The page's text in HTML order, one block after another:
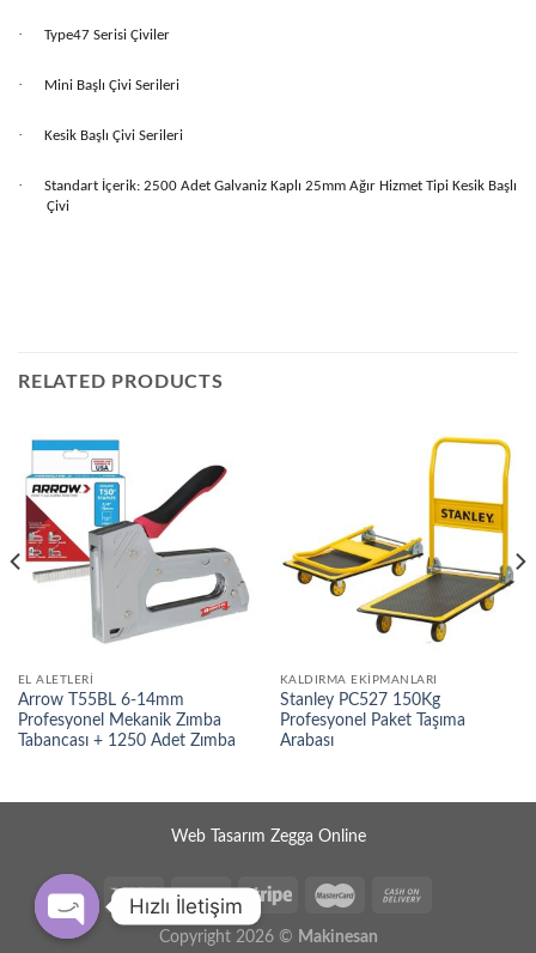
· Type47 Serisi Çiviler
· Mini Başlı Çivi Serileri
· Kesik Başlı Çivi Serileri
·
Standart İçerik: 2500 Adet Galvaniz Kaplı 25mm Ağır Hizmet Tipi Kesik Başlı
Çivi
RELATED PRODUCTS
EL ALETLERI
Arrow T55BL 6-14mm
Profesyonel Mekanik Zımba
Tabancası + 1250 Adet Zımba
KALDIRMA EKIPMANLARI
Stanley PC527 150Kg
Profesyonel Paket Taşıma
Arabası
Web Tasarım Zegga Online
Copyright 2026 © Makinesan
Hızlı İletişim